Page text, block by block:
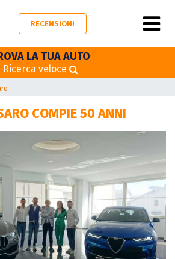
RECENSIONI
LA TUA AUTO
Ricerca veloce
COMPIE 50 ANNI